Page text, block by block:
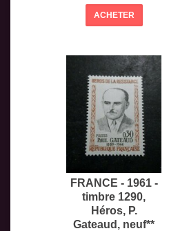
ACHETER
FRANCE - 1961 -
timbre 1290,
Héros, P.
Gateaud, neuf**